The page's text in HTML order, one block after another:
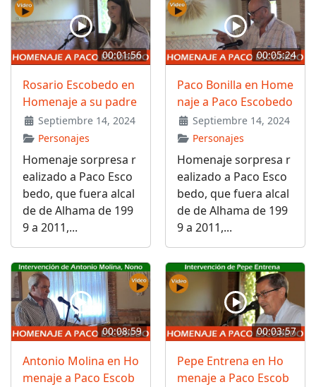
00:01:56
Rosario Escobedo en
Homenaje a su padre
Septiembre 14, 2024
Personajes
Homenaje sorpresa r
ealizado a Paco Esco
bedo, que fuera alcal
de de Alhama de 199
9 a 2011,...
00:05:24
Paco Bonilla en Home
naje a Paco Escobedo
Septiembre 14, 2024
Personajes
Homenaje sorpresa r
ealizado a Paco Esco
bedo, que fuera alcal
de de Alhama de 199
9 a 2011,...
00:08:59
Antonio Molina en Ho
menaje a Paco Escob
00:03:57
Pepe Entrena en Ho
menaje a Paco Escob